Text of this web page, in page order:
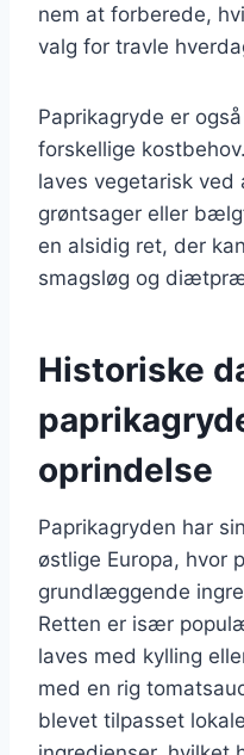
nem at forberede,
valg for travle
Paprikagryde er
forskellige
laves vegetarisk ved
grøntsager eller
en alsidig ret, der
smagsløg og
Historiske
oprindelse
Paprikagryden har
østlige Europa, hvor
grundlæggende
Retten er især
laves med kylling
med en rig
blevet tilpasset